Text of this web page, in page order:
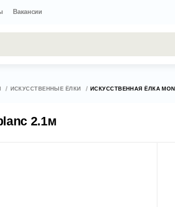
Вакансии
ИСКУССТВЕННЫЕ ЁЛКИ ИСКУССТВЕННАЯ ЁЛКА
2.1м